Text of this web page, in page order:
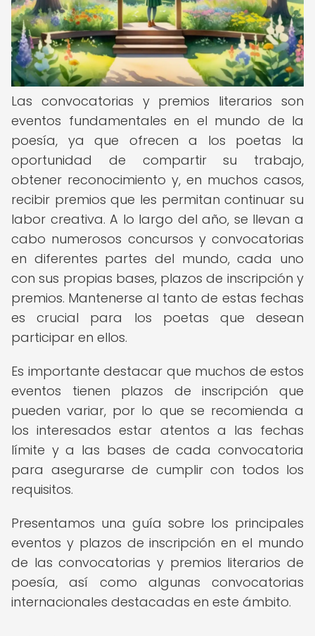
Las convocatorias y premios literarios son
eventos fundamentales en el mundo de la
poesía, ya que ofrecen a los poetas la
oportunidad de compartir su trabajo,
obtener reconocimiento y, en muchos casos,
recibir premios que les permitan continuar su
labor creativa. A lo largo del año, se llevan a
cabo numerosos concursos y convocatorias
en diferentes partes del mundo, cada uno
con sus propias bases, plazos de inscripción y
premios. Mantenerse al tanto de estas fechas
es crucial para los poetas que desean
participar en ellos.
Es importante destacar que muchos de estos
eventos tienen plazos de inscripción que
pueden variar, por lo que se recomienda a
los interesados estar atentos a las fechas
límite y a las bases de cada convocatoria
para asegurarse de cumplir con todos los
requisitos.
Presentamos una guía sobre los principales
eventos y plazos de inscripción en el mundo
de las convocatorias y premios literarios de
poesía, así como algunas convocatorias
internacionales destacadas en este ámbito.